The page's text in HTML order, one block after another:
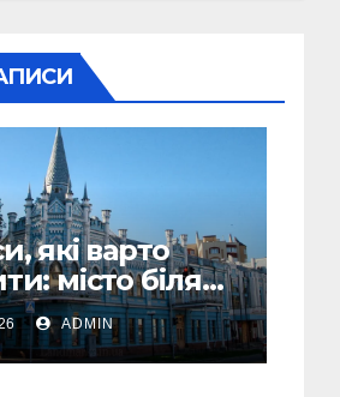
які варто
місто біля
зелені парки
з особливою
ADMIN